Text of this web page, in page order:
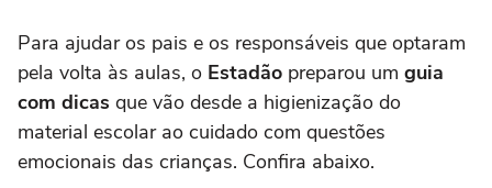
Para ajudar os pais e os responsáveis que optaram
pela volta às aulas, o Estadão preparou um guia
com dicas que vão desde a higienização do
material escolar ao cuidado com questões
emocionais das crianças. Confira abaixo.